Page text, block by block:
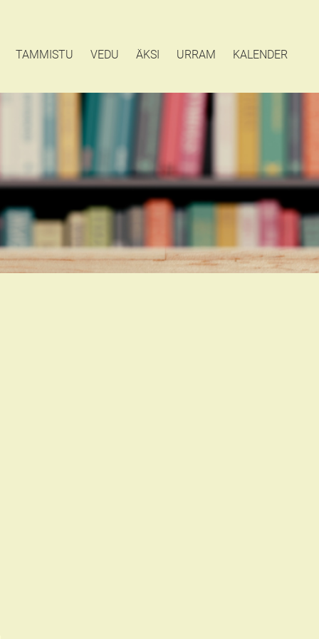
TAMMISTU VEDU ÄKSI URRAM KALENDER